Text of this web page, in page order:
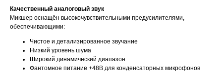
Качественный аналоговый звук
Микшер оснащён высокочувствительными предусилителями,
обеспечивающими:
Чистое и детализированное звучание
Низкий уровень шума
Широкий динамический диапазон
Фантомное питание +48В для конденсаторных микрофонов